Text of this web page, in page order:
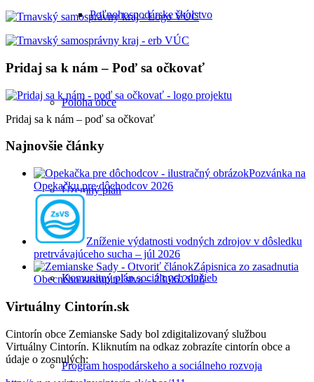
Poľnohospodárske školstvo
Poloha obce
Územný plán
Komunitný plán sociálnych služieb
Program hospodárskeho a sociálneho rozvoja
Pridaj sa k nám – Poď sa očkovať
Pridaj sa k nám – poď sa očkovať
Najnovšie články
Pozvánka na
Opekačku pre dôchodcov 2026
Zníženie výdatnosti vodných zdrojov v dôsledku
pretrvávajúceho sucha – júl 2026
Zápisnica zo zasadnutia
Obecného zastupiteľstva – 23.06.2026
Virtuálny Cintorín.sk
Cintorín obce Zemianske Sady bol zdigitalizovaný službou
Virtuálny Cintorín. Kliknutím na odkaz zobrazíte cintorín obce a
údaje o zosnulých: